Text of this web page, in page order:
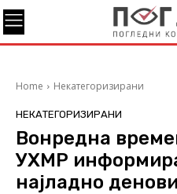
Home Некатегоризирани
НЕКАТЕГОРИЗИРАНИ
Вонредна
УХМР
најладно